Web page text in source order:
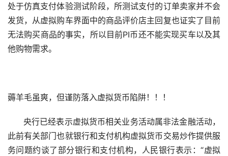
处于仿真支付体验测试阶段，所测试支付的订单卖家并不会
发货，从虚拟购车界面中的商品评价店主回复也证实了目前
无法购买商品的事实，所以目前PI币还不能实现买车以及其
他购物需求。
薅羊毛虽爽，但谨防落入虚拟货币陷阱！！！
央行已经表示虚拟货币相关业务活动属非法金融活动，
此前有关部门也就银行和支付机构虚拟货币交易炒作提供服
务问题约谈了部分银行和支付机构，人民银行表示：“虚拟